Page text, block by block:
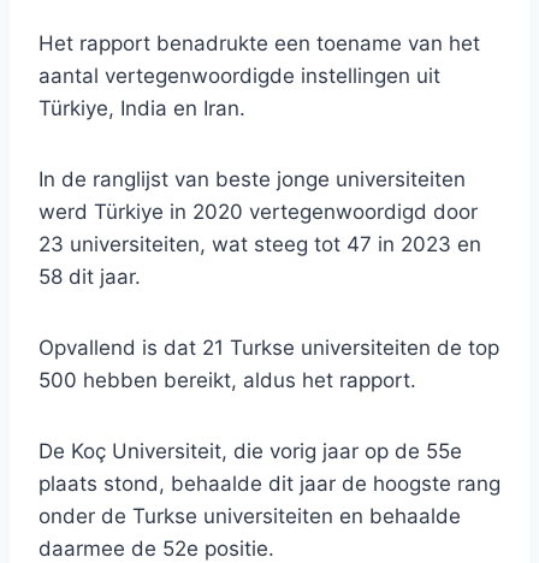
Het rapport benadrukte een toename van het
aantal vertegenwoordigde instellingen uit
Türkiye, India en Iran.
In de ranglijst van beste jonge universiteiten
werd Türkiye in 2020 vertegenwoordigd door
23 universiteiten, wat steeg tot 47 in 2023 en
58 dit jaar.
Opvallend is dat 21 Turkse universiteiten de top
500 hebben bereikt, aldus het rapport.
De Koç Universiteit, die vorig jaar op de 55e
plaats stond, behaalde dit jaar de hoogste rang
onder de Turkse universiteiten en behaalde
daarmee de 52e positie.